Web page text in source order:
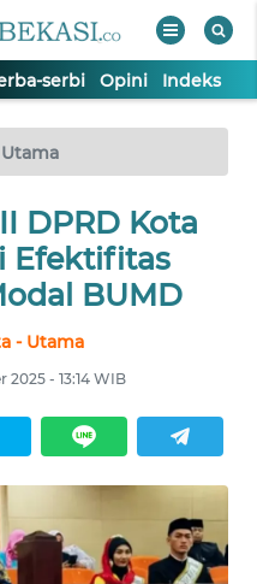
serbi Opini Indeks
Utama
DPRD Kota
Efektifitas
BUMD
- Utama
2025 - 13:14 WIB